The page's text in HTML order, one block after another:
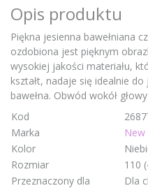
Opis produktu
Piękna jesienna bawełniana
ozdobiona jest pięknym
wysokiej jakości materiału,
kształt, nadaje się idealnie do
bawełna. Obwód wokół
Kod
Marka
Kolor
Rozmiar
110
Przeznaczony dla
Dla